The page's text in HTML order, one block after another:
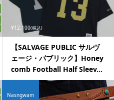
¥12,100(税込)
【SALVAGE PUBLIC サルヴ
ェージ・パブリック】Honey
comb Football Half Sleev...
Nasngwam